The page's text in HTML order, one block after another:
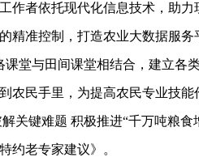
作者依托现代化信息技术，助力
精准控制，打造农业大数据服务
堂与田间课堂相结合，建立各
农民手里，为提高农民专业技
关键难题 积极推进“千万吨粮食
约老专家建议》。